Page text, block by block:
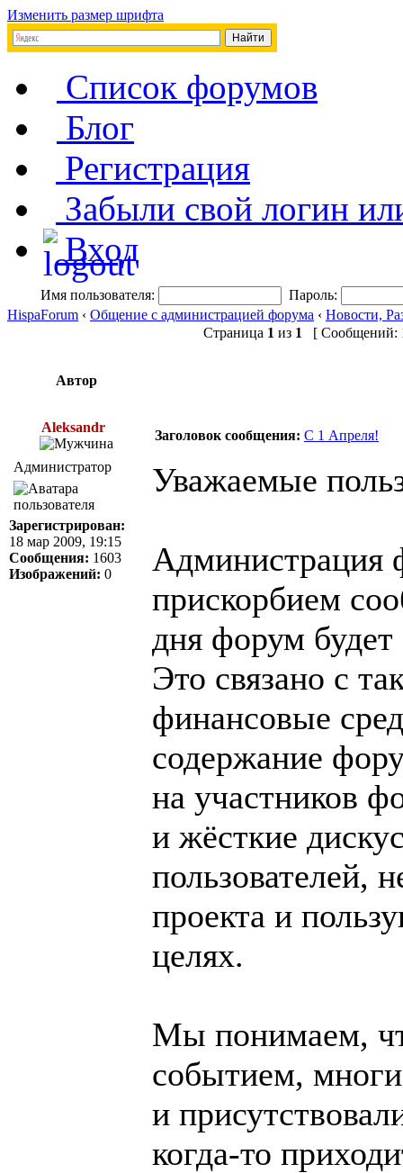
Изменить размер шрифта
Список форумов
Блог
Регистрация
Забыли свой логин
Вход
Имя пользователя:
Пароль:
HispaForum ‹ Общение с администрацией форума ‹ Новости,
Страница 1 из 1 [ Сообщений:
Автор
Aleksandr
Заголовок сообщения: C 1 Апреля!
Администратор
Зарегистрирован:
18 мар 2009, 19:15
Сообщения: 1603
Изображений: 0
Уважаемые
Администрация
прискорбием
дня форум будет
Это связано с
финансовые
содержание
на участников
и жёсткие
пользователей,
проекта и
целях.
Мы понимаем,
событием,
и
когда-то